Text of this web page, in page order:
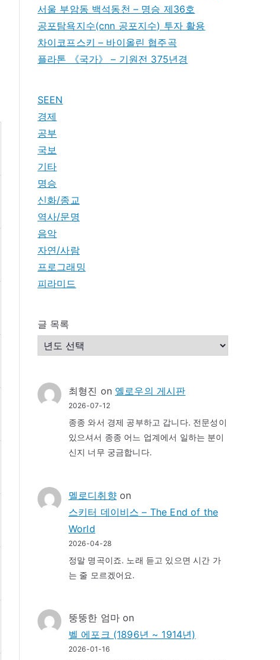
서울 부암동 백석동천 – 명승 제36호
공포탐욕지수(cnn 공포지수) 투자 활용
차이코프스키 – 바이올린 협주곡
플라톤 《국가》 – 기원전 375년경
SEEN
경제
공부
국보
기타
명승
신화/종교
역사/문명
음악
자연/사람
프로그래밍
피라미드
글 목록
최형진 on 옐로우의 게시판
2026-07-12
종종 와서 경제 공부하고 갑니다. 전문성이
있으셔서 종종 어느 업계에서 일하는 분이
신지 너무 궁금합니다.
멜로디취향on
스키터 데이비스 – The End of the
World
2026-04-28
정말 명곡이죠. 노래 듣고 있으면 시간 가
는 줄 모르겠어요.
뚱뚱한 엄마on
벨 에포크 (1896년 ~ 1914년)
2026-01-16